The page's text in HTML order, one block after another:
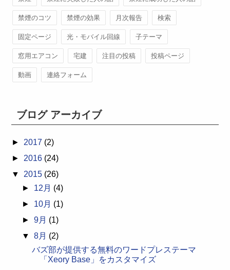
禁煙のコツ 禁煙の効果 月次報告 検索
固定ページ 光・モバイル回線 子テーマ
窓用エアコン 宅建 注目の投稿 投稿ページ
動画 連絡フォーム
ブログ アーカイブ
► 2017 (2)
► 2016 (24)
▼ 2015 (26)
► 12月 (4)
► 10月 (1)
► 9月 (1)
▼ 8月 (2)
バズ部が提供する無料のワードプレステーマ
「Xeory Base」をカスタマイズ